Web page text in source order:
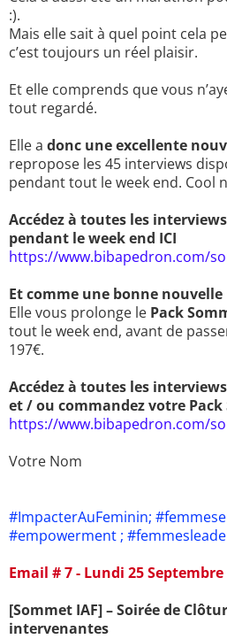
:).
Mais elle sait à quel point cela
c’est toujours un réel plaisir.
Et elle comprends que vous
tout regardé.
Elle a donc une excellente
repropose les 45 interviews
pendant tout le week end. Cool
Accédez à toutes les
pendant le week end ICI
https://www.bibapedron.com/
Et comme une bonne nouvelle
Elle vous prolonge le Pack
tout le week end, avant de
197€.
Accédez à toutes les
et / ou commandez votre Pack
https://www.bibapedron.com/
Votre Nom
#ImpacterAuFeminin;
#empowerment ;
Email # 7 - Lundi 25 Septembre
[Sommet IAF] – Soirée de
intervenantes